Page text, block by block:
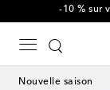
-10 % sur
Nouvelle saison